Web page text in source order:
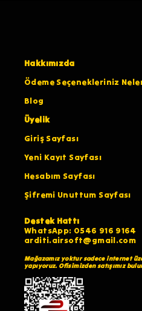
Hakkımızda
Ödeme Seçenekleriniz
Blog
Üyelik
Giriş Sayfası
Yeni Kayıt Sayfası
Hesabım Sayfası
Şifremi Unuttum Sayfası
Destek Hattı
WhatsApp: 0546 916 9164
arditi.airsoft@gmail.com
Mağazamız yoktur sadece internet
yapıyoruz. Ofisimizden satışımız